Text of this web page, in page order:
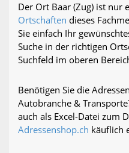
Der Ort Baar (Zug) ist nur
Ortschaften dieses
Sie einfach Ihr
Suche in der richtigen
Suchfeld im oberen
Benötigen Sie die
Autobranche &
auch als Excel-Datei zum
Adressenshop.ch käuflich